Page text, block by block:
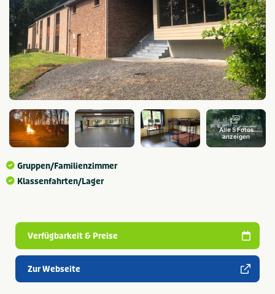
Alle 5 Fotos
anzeigen
Gruppen/Familienzimmer
Klassenfahrten/Lager
Verfügbarkeit & Preise
Zur Webseite